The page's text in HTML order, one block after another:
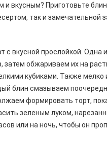
и вкусным? Приготовьте
так и замечательной
с вкусной прослойкой. Одна
затем обжариваем их на
кубиками. Также
блин смазываем
формировать торт,
зеленым луком,
или на ночь, чтобы он